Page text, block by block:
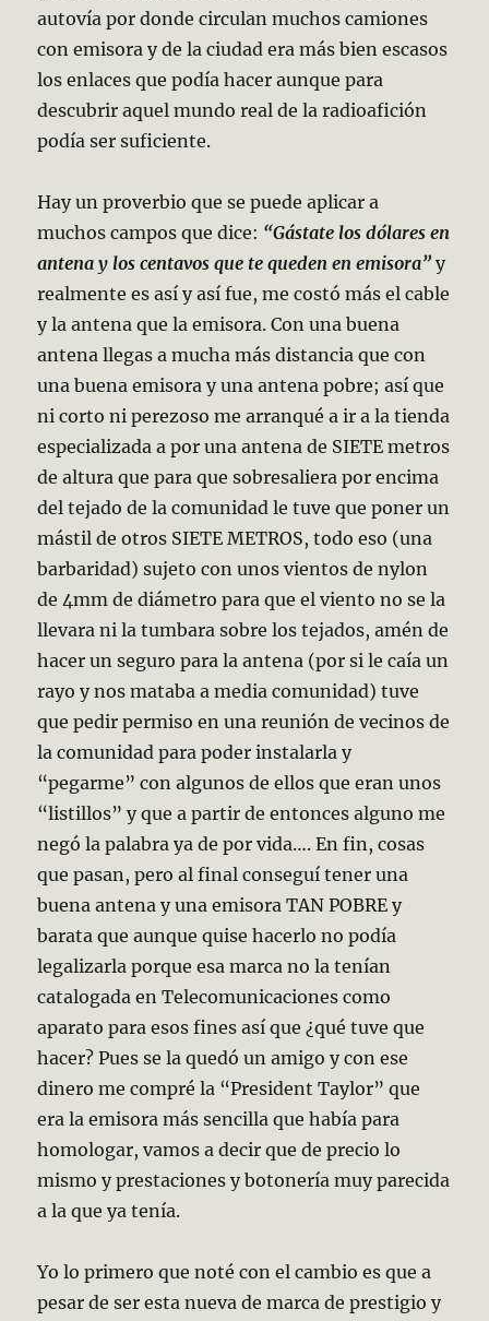
autovía por donde circulan muchos camiones
con emisora y de la ciudad era más bien escasos
los enlaces que podía hacer aunque para
descubrir aquel mundo real de la radioafición
podía ser suficiente.
Hay un proverbio que se puede aplicar a
muchos campos que dice: “Gástate los dólares en
antena y los centavos que te queden en emisora” y
realmente es así y así fue, me costó más el cable
y la antena que la emisora. Con una buena
antena llegas a mucha más distancia que con
una buena emisora y una antena pobre; así que
ni corto ni perezoso me arranqué a ir a la tienda
especializada a por una antena de SIETE metros
de altura que para que sobresaliera por encima
del tejado de la comunidad le tuve que poner un
mástil de otros SIETE METROS, todo eso (una
barbaridad) sujeto con unos vientos de nylon
de 4mm de diámetro para que el viento no se la
llevara ni la tumbara sobre los tejados, amén de
hacer un seguro para la antena (por si le caía un
rayo y nos mataba a media comunidad) tuve
que pedir permiso en una reunión de vecinos de
la comunidad para poder instalarla y
“pegarme” con algunos de ellos que eran unos
“listillos” y que a partir de entonces alguno me
negó la palabra ya de por vida…. En fin, cosas
que pasan, pero al final conseguí tener una
buena antena y una emisora TAN POBRE y
barata que aunque quise hacerlo no podía
legalizarla porque esa marca no la tenían
catalogada en Telecomunicaciones como
aparato para esos fines así que ¿qué tuve que
hacer? Pues se la quedó un amigo y con ese
dinero me compré la “President Taylor” que
era la emisora más sencilla que había para
homologar, vamos a decir que de precio lo
mismo y prestaciones y botonería muy parecida
a la que ya tenía.
Yo lo primero que noté con el cambio es que a
pesar de ser esta nueva de marca de prestigio y